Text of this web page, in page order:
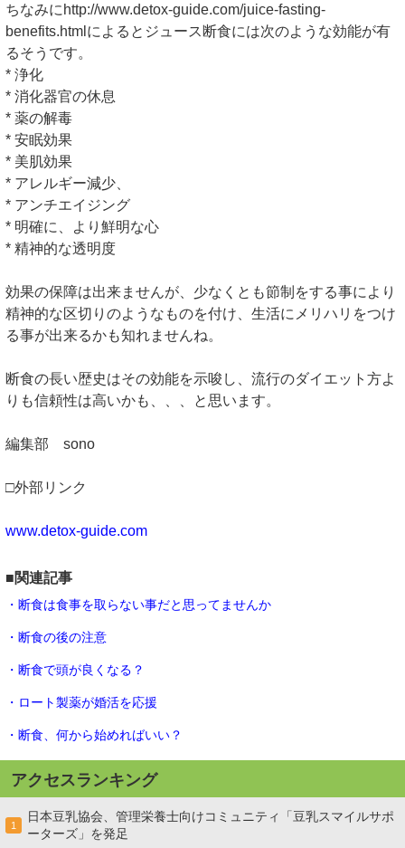
ちなみにhttp://www.detox-guide.com/juice-fasting-
benefits.htmlによるとジュース断食には次のような効能が有
るそうです。
* 浄化
* 消化器官の休息
* 薬の解毒
* 安眠効果
* 美肌効果
* アレルギー減少、
* アンチエイジング
* 明確に、より鮮明な心
* 精神的な透明度
効果の保障は出来ませんが、少なくとも節制をする事により
精神的な区切りのようなものを付け、生活にメリハリをつけ
る事が出来るかも知れませんね。
断食の長い歴史はその効能を示唆し、流行のダイエット方よ
りも信頼性は高いかも、、、と思います。
編集部 sono
□外部リンク
www.detox-guide.com
■関連記事
・断食は食事を取らない事だと思ってませんか
・断食の後の注意
・断食で頭が良くなる？
・ロート製薬が婚活を応援
・断食、何から始めればいい？
アクセスランキング
1
日本豆乳協会、管理栄養士向けコミュニティ「豆乳スマイルサポ
ーターズ」を発足